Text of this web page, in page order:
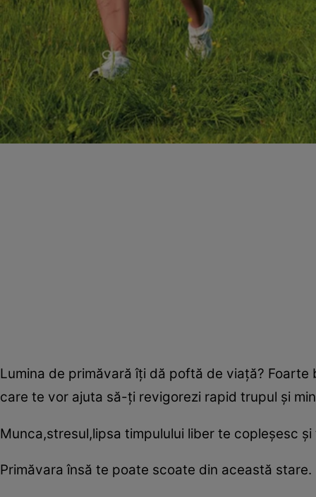
Lumina de primăvară îţi dă poftă de viaţă?
care te vor ajuta să-ţi revigorezi rapid trupul şi
Munca,stresul,lipsa timpulului liber te copleşesc
Primăvara însă te poate scoate din această stare.